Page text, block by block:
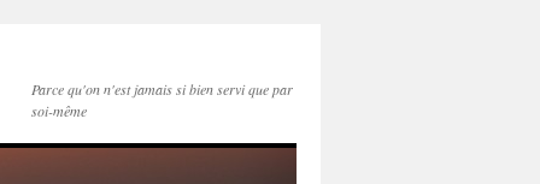
Parce qu'on n'est jamais si bien servi que par
soi-même